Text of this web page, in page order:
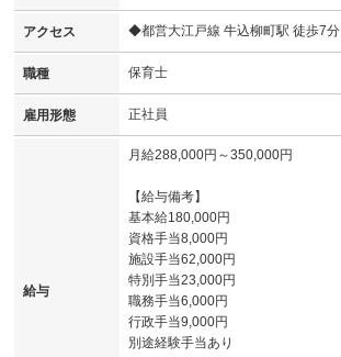
アクセス ◆都営大江戸線 牛込柳町駅 徒歩7分
職種 保育士
雇用形態 正社員
給与
月給288,000円～350,000円
【給与備考】
基本給180,000円
資格手当8,000円
施設手当62,000円
特別手当23,000円
職務手当6,000円
行政手当9,000円
別途経験手当あり